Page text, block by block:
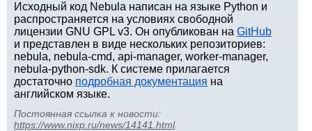
Исходный код Nebula написан на языке Python и
распространяется на условиях свободной
лицензии GNU GPL v3. Он опубликован на GitHub
и представлен в виде нескольких репозиториев:
nebula, nebula-cmd, api-manager, worker-manager,
nebula-python-sdk. К системе прилагается
достаточно подробная документация на
английском языке.
Постоянная ссылка к новости:
https://www.nixp.ru/news/14141.html.